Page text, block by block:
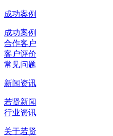
成功案例
成功案例
合作客户
客户评价
常见问题
新闻资讯
若贤新闻
行业资讯
关于若贤